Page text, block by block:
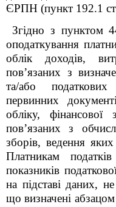
ЄРПН (пункт 192.1
Згідно з пунктом
оподаткування
облік доходів,
пов’язаних з
та/або
первинних
обліку, фінансової
пов’язаних з
зборів, ведення
Платникам
показників
на підставі даних,
що визначені